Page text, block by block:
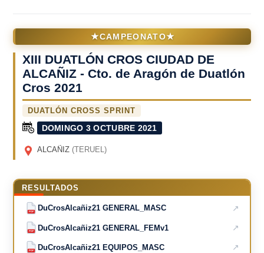
★CAMPEONATO★
XIII DUATLÓN CROS CIUDAD DE
ALCAÑIZ - Cto. de Aragón de Duatlón
Cros 2021
DUATLÓN CROSS SPRINT
DOMINGO 3 OCTUBRE 2021
ALCAÑIZ (TERUEL)
RESULTADOS
PDF DuCrosAlcañiz21 GENERAL_MASC ↗
PDF DuCrosAlcañiz21 GENERAL_FEMv1 ↗
PDF DuCrosAlcañiz21 EQUIPOS_MASC ↗